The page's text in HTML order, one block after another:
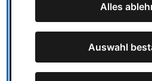
Home › Spieletests › Star
Deckbuilding Game –
Fraktionspack Spieletest
Alles
Auswahl